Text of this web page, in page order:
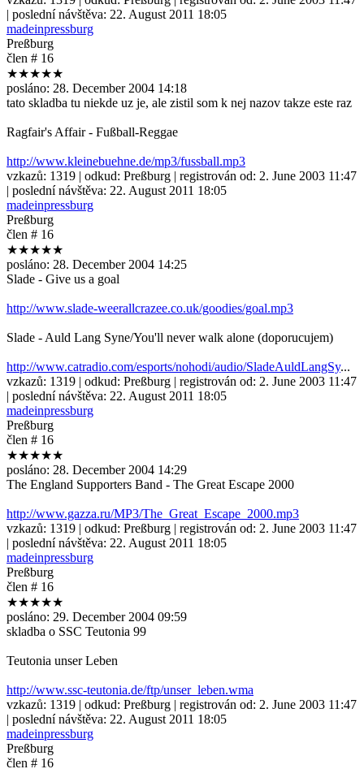
| poslední návštěva: 22. August 2011 18:05
madeinpressburg
Preßburg
člen # 16
★★★★★
posláno: 28. December 2004 14:18
tato skladba tu niekde uz je, ale zistil som k nej nazov takze este raz
Ragfair's Affair - Fußball-Reggae
http://www.kleinebuehne.de/mp3/fussball.mp3
vzkazů: 1319 | odkud: Preßburg | registrován od: 2. June 2003 11:47
| poslední návštěva: 22. August 2011 18:05
madeinpressburg
Preßburg
člen # 16
★★★★★
posláno: 28. December 2004 14:25
Slade - Give us a goal
http://www.slade-weerallcrazee.co.uk/goodies/goal.mp3
Slade - Auld Lang Syne/You'll never walk alone (doporucujem)
http://www.catradio.com/esports/nohodi/audio/SladeAuldLangSy...
vzkazů: 1319 | odkud: Preßburg | registrován od: 2. June 2003 11:47
| poslední návštěva: 22. August 2011 18:05
madeinpressburg
Preßburg
člen # 16
★★★★★
posláno: 28. December 2004 14:29
The England Supporters Band - The Great Escape 2000
http://www.gazza.ru/MP3/The_Great_Escape_2000.mp3
vzkazů: 1319 | odkud: Preßburg | registrován od: 2. June 2003 11:47
| poslední návštěva: 22. August 2011 18:05
madeinpressburg
Preßburg
člen # 16
★★★★★
posláno: 29. December 2004 09:59
skladba o SSC Teutonia 99
Teutonia unser Leben
http://www.ssc-teutonia.de/ftp/unser_leben.wma
vzkazů: 1319 | odkud: Preßburg | registrován od: 2. June 2003 11:47
| poslední návštěva: 22. August 2011 18:05
madeinpressburg
Preßburg
člen # 16